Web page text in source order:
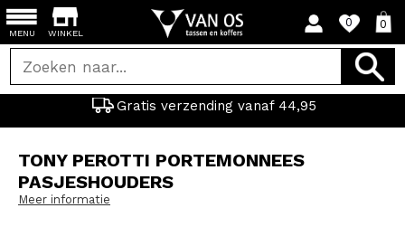
WINKEL
0 0
Gratis verzending vanaf 44,95
MENU
TONY PEROTTI PORTEMONNEES
PASJESHOUDERS
Meer informatie